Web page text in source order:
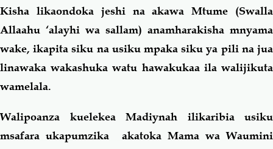
Kisha likaondoka jeshi na akawa Mtume (Swalla
Allaahu ‘alayhi wa sallam) anamharakisha mnyama
wake, ikapita siku na usiku mpaka siku ya pili na jua
linawaka wakashuka watu hawakukaa ila walijikuta
wamelala.
Walipoanza kuelekea Madiynah ilikaribia usiku
msafara ukapumzika akatoka Mama wa Waumini